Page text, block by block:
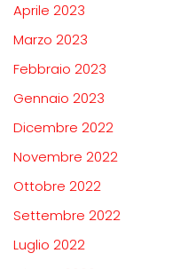
Aprile 2023
Marzo 2023
Febbraio 2023
Gennaio 2023
Dicembre 2022
Novembre 2022
Ottobre 2022
Settembre 2022
Luglio 2022